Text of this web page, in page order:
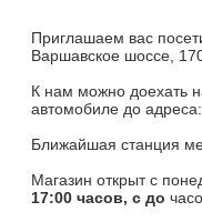
Приглашаем вас
Варшавское шоссе,
К нам можно доехать
автомобиле до адреса:
Ближайшая станция
Магазин открыт c
17:00 часов, с до